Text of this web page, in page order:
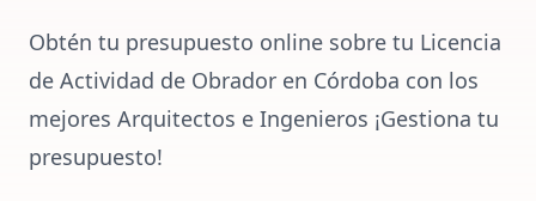
Obtén tu presupuesto online sobre tu Licencia
de Actividad de Obrador en Córdoba con los
mejores Arquitectos e Ingenieros ¡Gestiona tu
presupuesto!